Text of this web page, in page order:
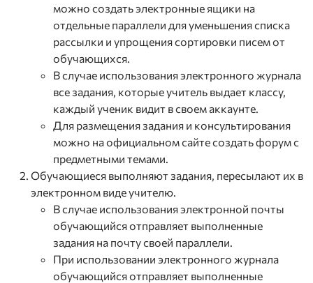
можно создать электронные ящики на
отдельные параллели для уменьшения списка
рассылки и упрощения сортировки писем от
обучающихся.
В случае использования электронного журнала
все задания, которые учитель выдает классу,
каждый ученик видит в своем аккаунте.
Для размещения задания и консультирования
можно на официальном сайте создать форум с
предметными темами.
Обучающиеся выполняют задания, пересылают их в
электронном виде учителю.
В случае использования электронной почты
обучающийся отправляет выполненные
задания на почту своей параллели.
При использовании электронного журнала
обучающийся отправляет выполненные